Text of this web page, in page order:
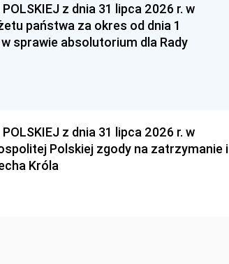
z dnia 31 lipca 2026 r. w
państwa za okres od dnia 1
sprawie absolutorium dla Rady
z dnia 31 lipca 2026 r. w
Polskiej zgody na zatrzymanie i
Króla